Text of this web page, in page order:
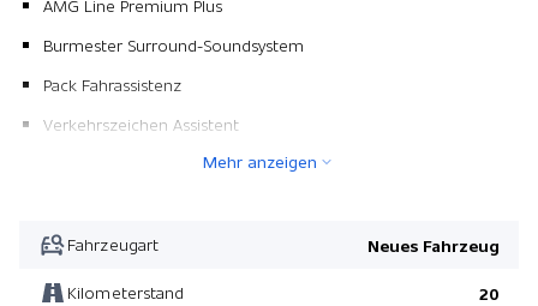
AMG Line Premium Plus
Burmester Surround-Soundsystem
Pack Fahrassistenz
Verkehrszeichen Assistent
AMG Leder-Paket
Zierteile hinterleuchtet
Mehr anzeigen
Fahrzeugart Neues Fahrzeug
Kilometerstand 20